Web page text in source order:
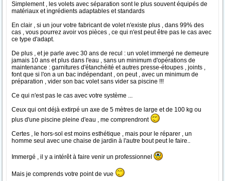
Simplement , les volets avec séparation sont le plus souvent équipés de
matériaux et ingrédients adaptables et standards
En clair , si un jour votre fabricant de volet n'existe plus , dans 99% des
cas , vous pourrez avoir vos pièces , ce qui n'est peut être pas le cas avec
ce type d'adapt.
De plus , et je parle avec 30 ans de recul : un volet immergé ne demeure
jamais 10 ans et plus dans l'eau , sans un minimum d'opérations de
maintenance : garnitures d'étanchéité et autres presse-étoupes , joints ,
font que si l'on a un bac indépendant , on peut , avec un minimum de
préparation , vider son bac volet sans vider sa piscine !!!
Ce qui n'est pas le cas avec votre système ...
Ceux qui ont déjà extirpé un axe de 5 mètres de large et de 100 kg ou
plus d'une piscine pleine d'eau , me comprendront
Certes , le hors-sol est moins esthétique , mais pour le réparer , un
homme seul avec une chaise de jardin à l'autre bout peut le faire..
Immergé , il y a intérêt à faire venir un professionnel
Mais je comprends votre point de vue